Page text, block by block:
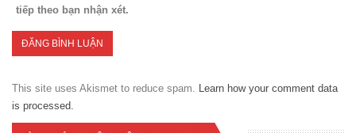
tiếp theo bạn nhận xét.
This site uses Akismet to reduce spam. Learn how your comment data
is processed.